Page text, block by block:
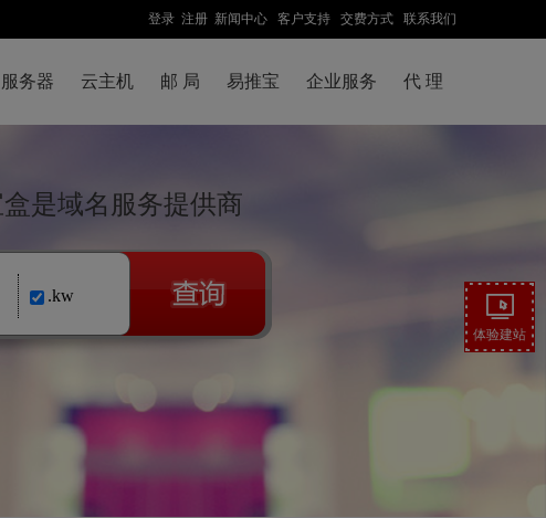
登录 注册 新闻中心 客户支持 交费方式 联系我们
服务器 云主机 邮 局 易推宝 企业服务 代 理
盒是域名服务提供商
.kw
体验建站